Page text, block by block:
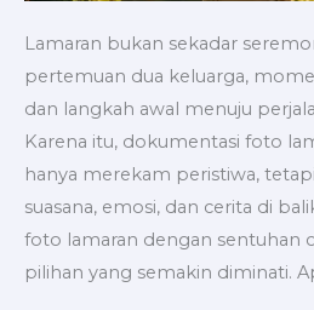
Lamaran bukan sekadar
pertemuan dua keluarga,
dan langkah awal menuju
Karena itu, dokumentasi foto
hanya merekam peristiwa,
suasana, emosi, dan cerita di
foto lamaran dengan sentuhan
pilihan yang semakin diminati.